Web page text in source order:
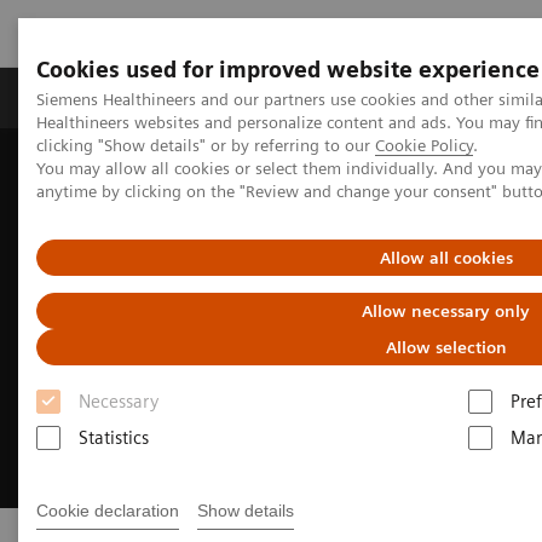
Cookies used for improved website experience
Siemens Healthineers and our partners use cookies and other
Healthineers websites and personalize content and ads. You may
clicking "Show details" or by referring to our Cookie Policy.
You may allow all cookies or select them individually. And you
anytime by clicking on the "Review and change your consent"
Allow all cookies
Allow necessary only
Allow selection
Necessary
Statistics
Cookie declaration Show details
Producten & Services Over ons
Home Over Siemens Healthineers Ons duurzaam streven